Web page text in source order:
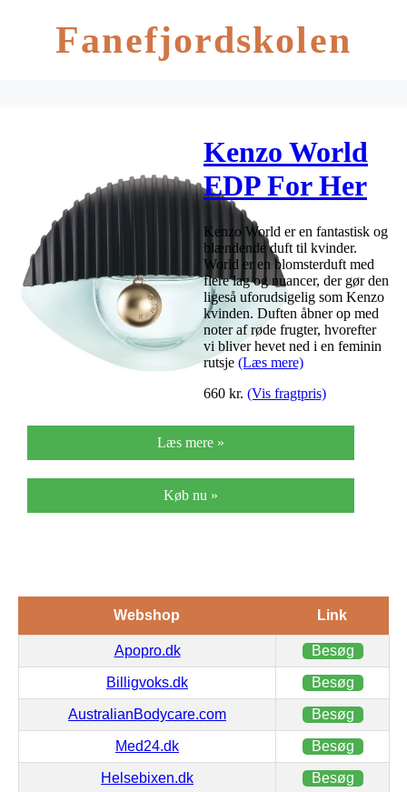
Fanefjordskolen
Kenzo World
EDP For Her
50 ml
Kenzo World er en fantastisk og
blændende duft til kvinder.
World er en blomsterduft med
flere lag og nuancer, der gør den
ligeså uforudsigelig som Kenzo
kvinden. Duften åbner op med
noter af røde frugter, hvorefter
vi bliver hevet ned i en feminin
rutsje (Læs mere)
660 kr. (Vis fragtpris)
Læs mere »
Køb nu »
Webshop Link
Apopro.dk Besøg
Billigvoks.dk Besøg
AustralianBodycare.com Besøg
Med24.dk Besøg
Helsebixen.dk Besøg